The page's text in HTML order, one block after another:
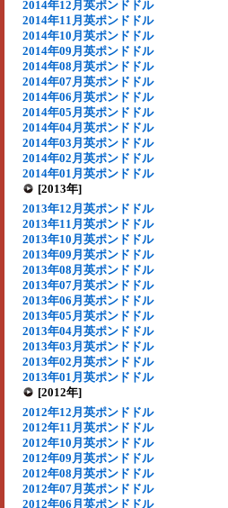
2014年12月英ポンドドル
2014年11月英ポンドドル
2014年10月英ポンドドル
2014年09月英ポンドドル
2014年08月英ポンドドル
2014年07月英ポンドドル
2014年06月英ポンドドル
2014年05月英ポンドドル
2014年04月英ポンドドル
2014年03月英ポンドドル
2014年02月英ポンドドル
2014年01月英ポンドドル
[2013年]
2013年12月英ポンドドル
2013年11月英ポンドドル
2013年10月英ポンドドル
2013年09月英ポンドドル
2013年08月英ポンドドル
2013年07月英ポンドドル
2013年06月英ポンドドル
2013年05月英ポンドドル
2013年04月英ポンドドル
2013年03月英ポンドドル
2013年02月英ポンドドル
2013年01月英ポンドドル
[2012年]
2012年12月英ポンドドル
2012年11月英ポンドドル
2012年10月英ポンドドル
2012年09月英ポンドドル
2012年08月英ポンドドル
2012年07月英ポンドドル
2012年06月英ポンドドル